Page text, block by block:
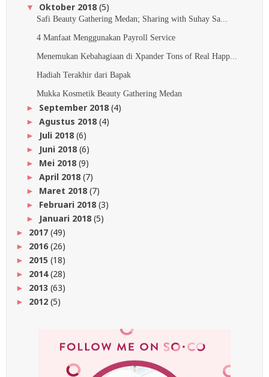
▼ Oktober 2018 (5)
Safi Beauty Gathering Medan; Sharing with Suhay Sa...
4 Manfaat Menggunakan Payroll Service
Menemukan Kebahagiaan di Xpander Tons of Real Happ...
Hadiah Terakhir dari Bapak
Mukka Kosmetik Beauty Gathering Medan
► September 2018 (4)
► Agustus 2018 (4)
► Juli 2018 (6)
► Juni 2018 (6)
► Mei 2018 (9)
► April 2018 (7)
► Maret 2018 (7)
► Februari 2018 (3)
► Januari 2018 (5)
► 2017 (49)
► 2016(26)
► 2015 (18)
► 2014(28)
► 2013 (63)
► 2012 (5)